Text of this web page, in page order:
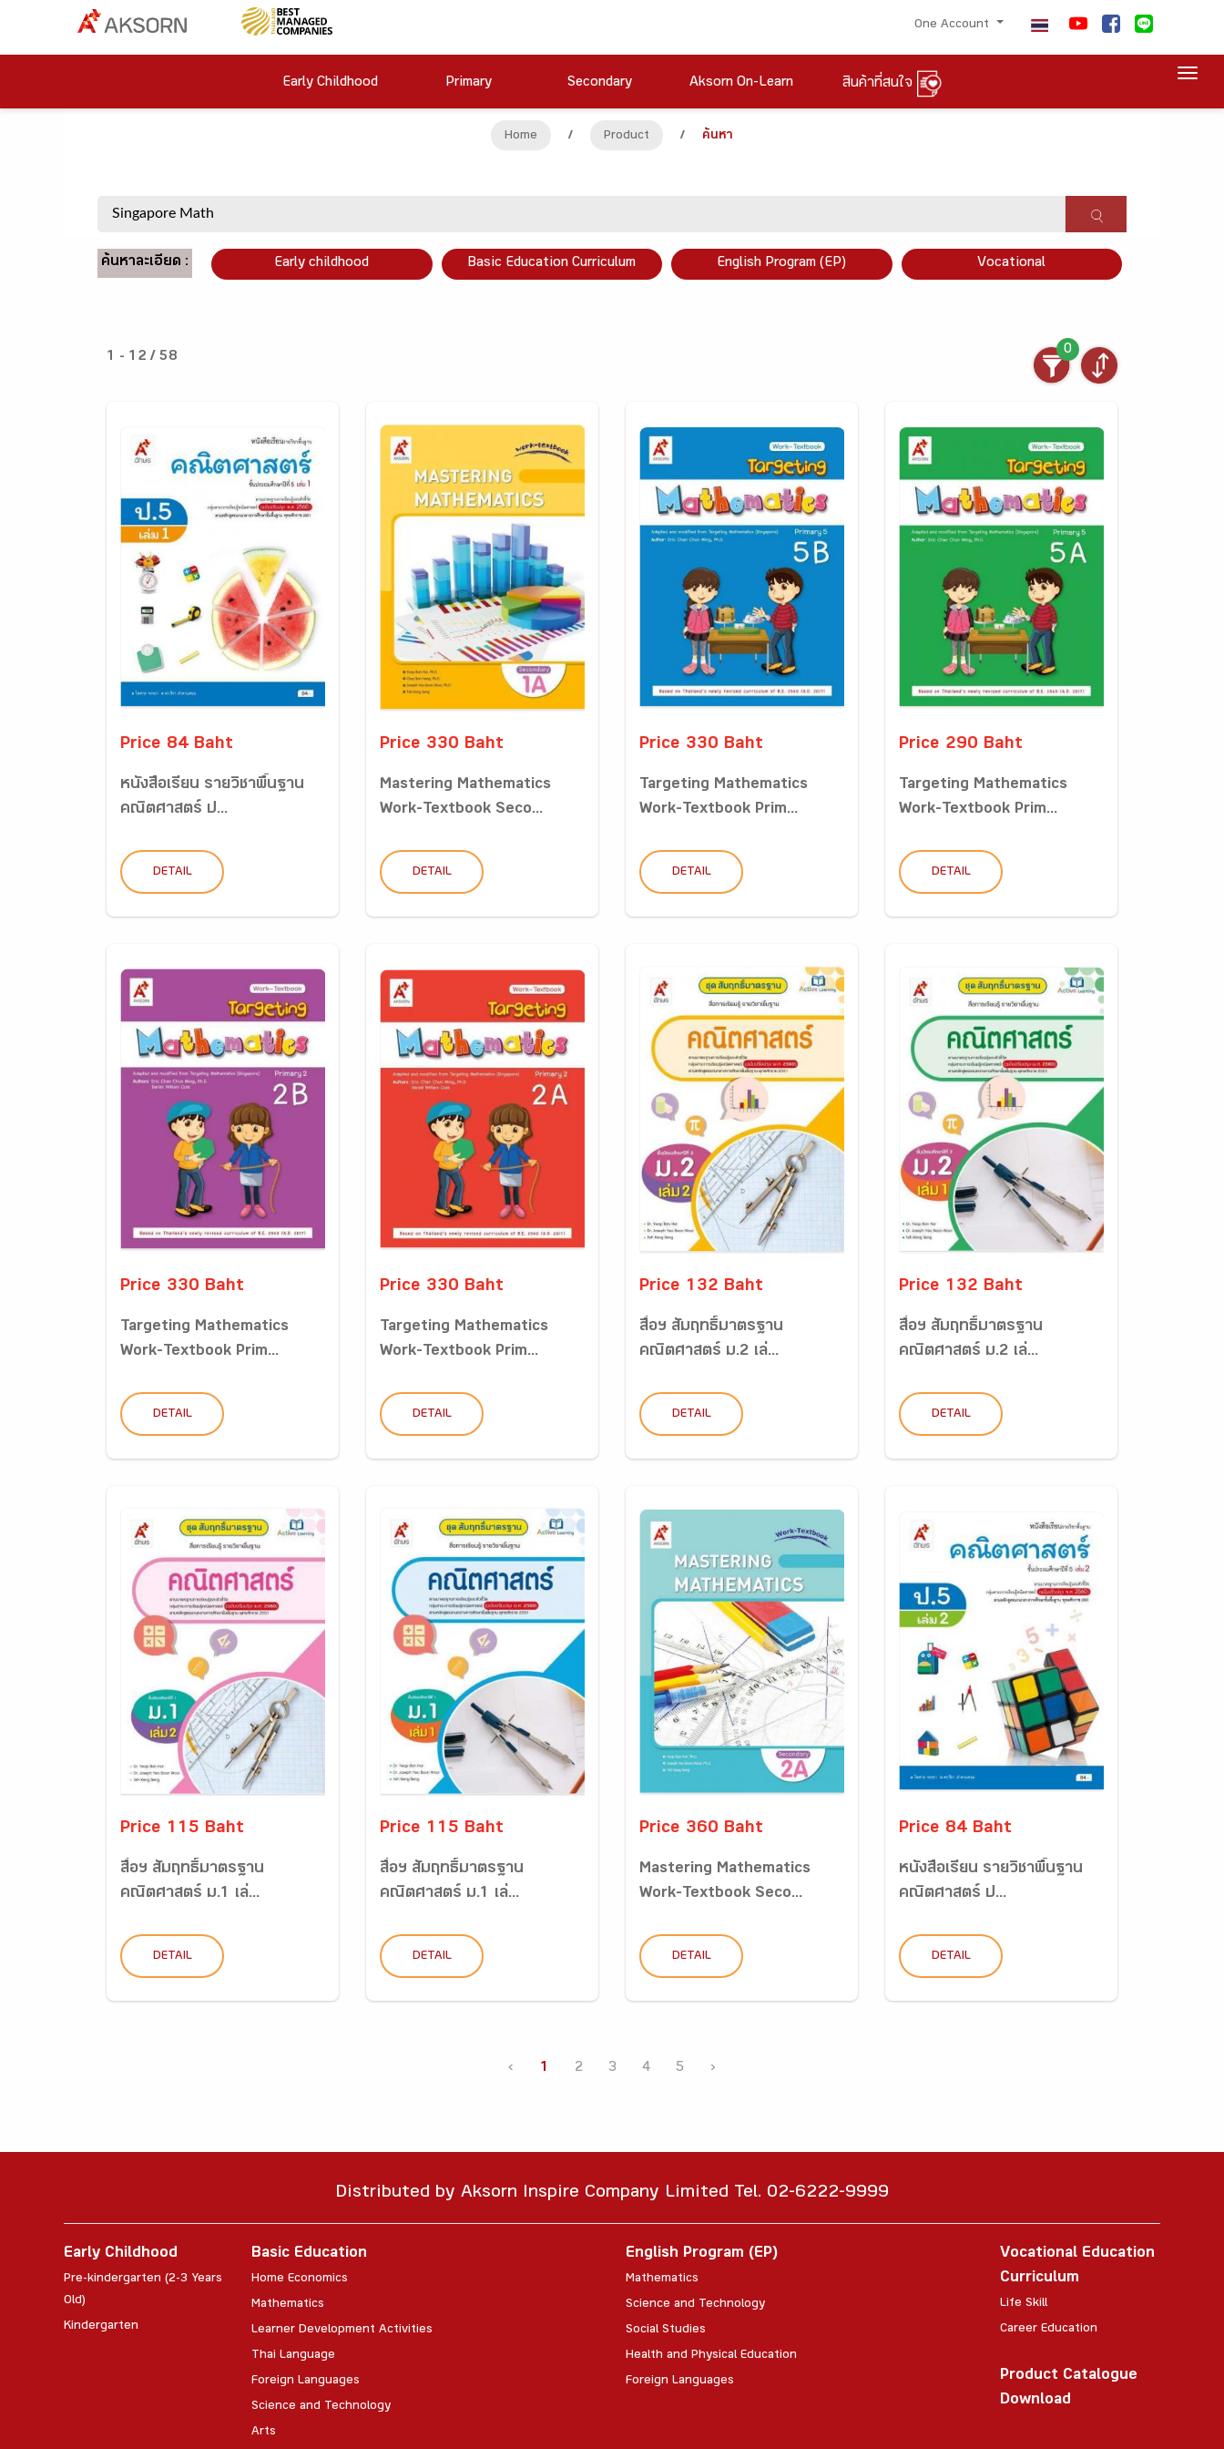
One Account
Early Childhood Primary Secondary Aksorn On-Learn สินค้าที่สนใจ
Home / Product / ค้นหา
ค้นหาละเอียด : Early childhood Basic Education Curriculum English Program (EP) Vocational
1 - 12 / 58
0
Price 84 Baht
หนังสือเรียน รายวิชาพื้นฐาน
คณิตศาสตร์ ป...
DETAIL
Price 330 Baht
Mastering Mathematics
Work-Textbook Seco...
DETAIL
Price 330 Baht
Targeting Mathematics
Work-Textbook Prim...
DETAIL
Price 290 Baht
Targeting Mathematics
Work-Textbook Prim...
DETAIL
Price 330 Baht
Targeting Mathematics
Work-Textbook Prim...
DETAIL
Price 330 Baht
Targeting Mathematics
Work-Textbook Prim...
DETAIL
Price 132 Baht
สื่อฯ สัมฤทธิ์มาตรฐาน
คณิตศาสตร์ ม.2 เล่...
DETAIL
Price 132 Baht
สื่อฯ สัมฤทธิ์มาตรฐาน
คณิตศาสตร์ ม.2 เล่...
DETAIL
Price 115 Baht
สื่อฯ สัมฤทธิ์มาตรฐาน
คณิตศาสตร์ ม.1 เล่...
DETAIL
Price 115 Baht
สื่อฯ สัมฤทธิ์มาตรฐาน
คณิตศาสตร์ ม.1 เล่...
DETAIL
Price 360 Baht
Mastering Mathematics
Work-Textbook Seco...
DETAIL
Price 84 Baht
หนังสือเรียน รายวิชาพื้นฐาน
คณิตศาสตร์ ป...
DETAIL
‹ 1 2 3 4 5 ›
Distributed by Aksorn Inspire Company Limited Tel. 02-6222-9999
Early Childhood
Pre-kindergarten (2-3 Years
Old)
Kindergarten
Basic Education
Home Economics
Mathematics
Learner Development Activities
Thai Language
Foreign Languages
Science and Technology
Arts
English Program (EP)
Mathematics
Science and Technology
Social Studies
Health and Physical Education
Foreign Languages
Vocational Education
Curriculum
Life Skill
Career Education
Product Catalogue
Download